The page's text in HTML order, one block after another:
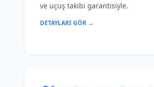
ve uçuş takibi garantisiyle.
DETAYLARI GÖR →